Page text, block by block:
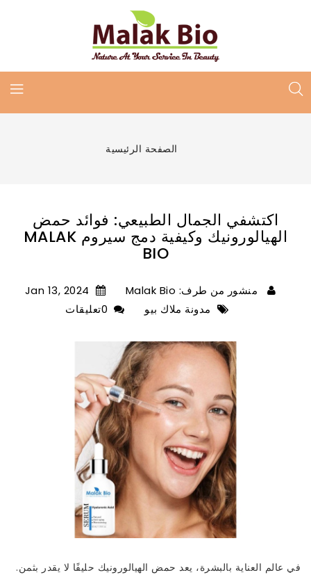
الصفحة الرئيسية
اكتشفي الجمال الطبيعي: فوائد حمض
الهيالورونيك وكيفية دمج سيروم MALAK
BIO
منشور من طرف: Malak Bio
مدونة ملاك بيو
في عالم العناية بالبشرة، يعد حمض الهيالورونيك حليفًا لا يقدر بثمن.